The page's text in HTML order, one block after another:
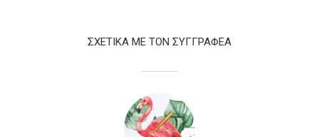
ΣΧΕΤΙΚΑ ΜΕ ΤΟΝ ΣΥΓΓΡΑΦΕΑ